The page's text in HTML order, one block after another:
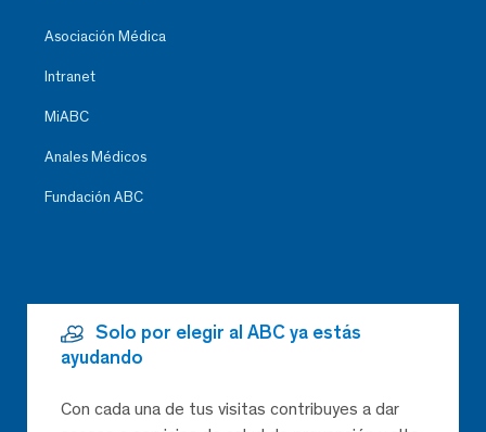
Asociación Médica
Intranet
MiABC
Anales Médicos
Fundación ABC
Solo por elegir al ABC ya estás
ayudando
Con cada una de tus visitas contribuyes a dar